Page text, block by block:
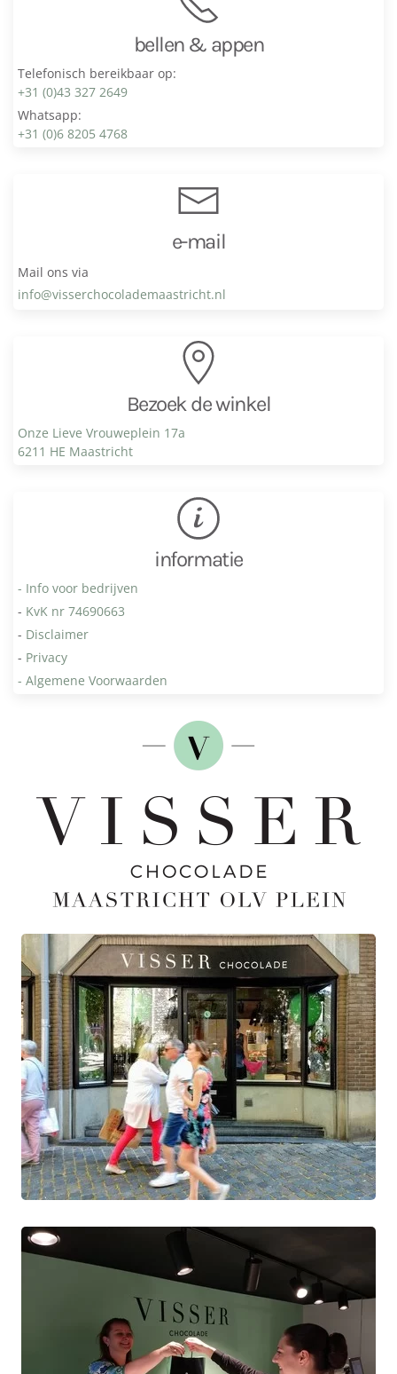
bellen & appen
Telefonisch bereikbaar op:
+31 (0)43 327 2649
Whatsapp:
+31 (0)6 8205 4768
e-mail
Mail ons via
info@visser­chocolade­maastricht.nl
Bezoek de winkel
Onze Lieve Vrouweplein 17a
6211 HE Maastricht
informatie
- Info voor bedrijven
- KvK nr 74690663
- Disclaimer
- Privacy
- Algemene Voorwaarden